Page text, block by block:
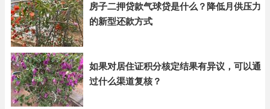
房子二押贷款气球贷是什么？降低月供压力
的新型还款方式
如果对居住证积分核定结果有异议，可以通
过什么渠道复核？